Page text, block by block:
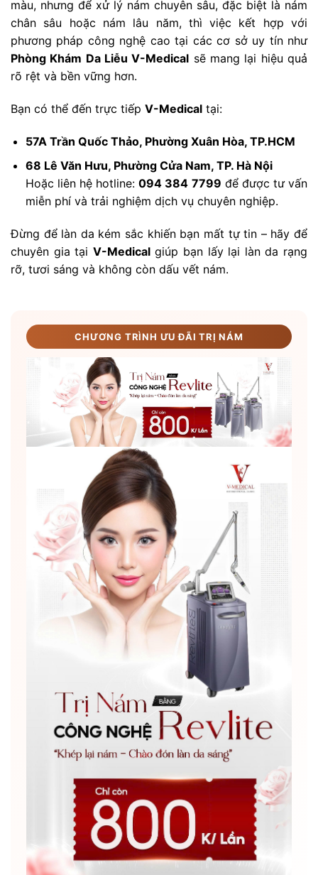
màu, nhưng để xử lý nám chuyên sâu, đặc biệt là nám
chân sâu hoặc nám lâu năm, thì việc kết hợp với
phương pháp công nghệ cao tại các cơ sở uy tín như
Phòng Khám Da Liễu V-Medical sẽ mang lại hiệu quả
rõ rệt và bền vững hơn.
Bạn có thể đến trực tiếp V-Medical tại:
57A Trần Quốc Thảo, Phường Xuân Hòa, TP.HCM
68 Lê Văn Hưu, Phường Cửa Nam, TP. Hà Nội
Hoặc liên hệ hotline:094 384 7799 để được tư vấn
miễn phí và trải nghiệm dịch vụ chuyên nghiệp.
Đừng để làn da kém sắc khiến bạn mất tự tin – hãy để
chuyên gia tại V-Medicalgiúp bạn lấy lại làn da rạng
rỡ, tươi sáng và không còn dấu vết nám.
CHƯƠNG TRÌNH ƯU ĐÃI TRỊ NÁM